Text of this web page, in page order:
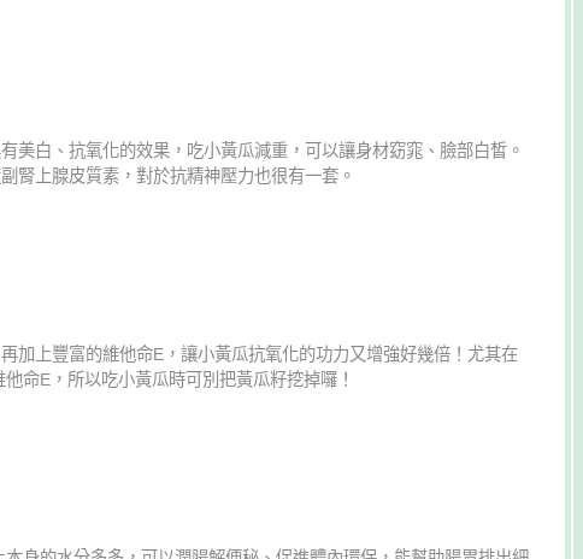
美白、抗氧化的效果，吃小黃瓜減重，可以讓身材窈窕、臉部白皙。
腎上腺皮質素，對於抗精神壓力也很有一套。
加上豐富的維他命E，讓小黃瓜抗氧化的功力又增強好幾倍！尤其在
命E，所以吃小黃瓜時可別把黃瓜籽挖掉囉！